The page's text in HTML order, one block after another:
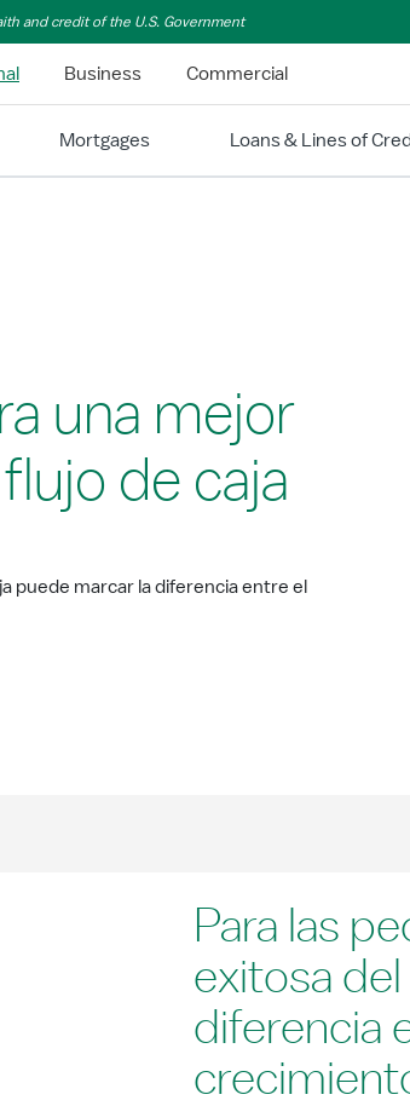
and credit of the U.S. Government
Business Commercial
Mortgages Loans & Lines of
una mejor
de caja
puede marcar la diferencia entre el
Para las
exitosa
diferencia